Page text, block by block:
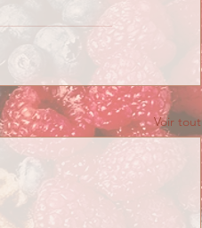
Voir tout